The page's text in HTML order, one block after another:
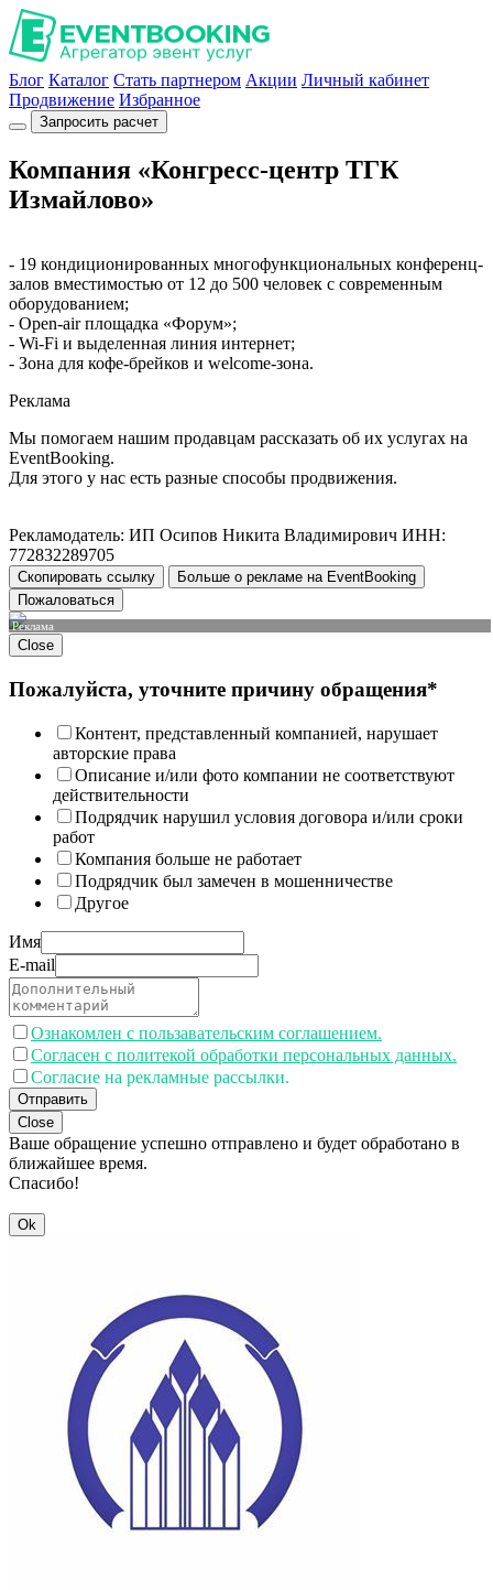
Блог Каталог Стать партнером Акции Личный кабинет
Продвижение Избранное
Запросить расчет
Компания «Конгресс-центр ТГК
Измайлово»
- 19 кондиционированных многофункциональных конференц-
залов вместимостью от 12 до 500 человек с современным
оборудованием;
- Open-air площадка «Форум»;
- Wi-Fi и выделенная линия интернет;
- Зона для кофе-брейков и welcome-зона.
Реклама
Мы помогаем нашим продавцам рассказать об их услугах на
EventBooking.
Для этого у нас есть разные способы продвижения.
Рекламодатель: ИП Осипов Никита Владимирович ИНН:
772832289705
Скопировать ссылку
Больше о рекламе на EventBooking
Пожаловаться
Реклама
Close
Пожалуйста, уточните причину обращения*
Контент, представленный компанией, нарушает
авторские права
Описание и/или фото компании не соответствуют
действительности
Подрядчик нарушил условия договора и/или сроки
работ
Компания больше не работает
Подрядчик был замечен в мошенничестве
Другое
Имя
E-mail
Ознакомлен с пользавательским соглашением.
Согласен с политекой обработки персональных данных.
Согласие на рекламные рассылки.
Отправить
Close
Ваше обращение успешно отправлено и будет обработано в
ближайшее время.
Спасибо!
Ok